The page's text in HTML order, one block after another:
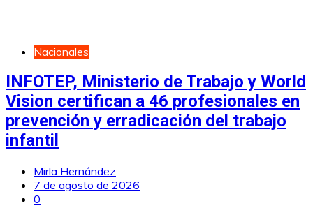
Nacionales
INFOTEP, Ministerio de Trabajo y World
Vision certifican a 46 profesionales en
prevención y erradicación del trabajo
infantil
Mirla Hernández
7 de agosto de 2026
0